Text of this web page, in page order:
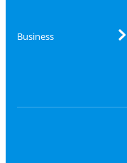
Business